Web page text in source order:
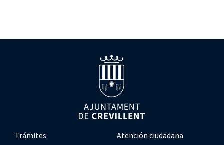
Trámites
Atención ciudadana